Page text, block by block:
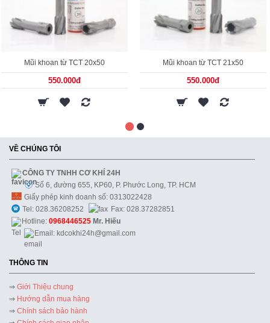
Mũi khoan từ TCT 20x50
550.000đ
Mũi khoan từ TCT 21x50
550.000đ
VỀ CHÚNG TÔI
CÔNG TY TNHH CƠ KHÍ 24H
Số 6, đường 655, KP60, P. Phước Long, TP. HCM
Giấy phép kinh doanh số: 0313022428
Tel: 028.36208252
Fax: 028.37282851
Hotline: 0968446525 Mr. Hiếu
Email: kdcokhi24h@gmail.com
THÔNG TIN
⇒ Giới Thiệu chung
⇒ Hướng dẫn mua hàng
⇒ Chính sách bảo hành